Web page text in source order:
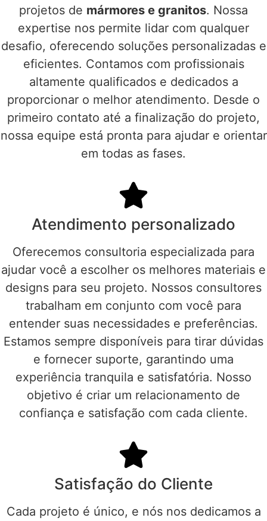
projetos de mármores e granitos. Nossa
expertise nos permite lidar com qualquer
desafio, oferecendo soluções personalizadas e
eficientes. Contamos com profissionais
altamente qualificados e dedicados a
proporcionar o melhor atendimento. Desde o
primeiro contato até a finalização do projeto,
nossa equipe está pronta para ajudar e orientar
em todas as fases.
Atendimento personalizado
Oferecemos consultoria especializada para
ajudar você a escolher os melhores materiais e
designs para seu projeto. Nossos consultores
trabalham em conjunto com você para
entender suas necessidades e preferências.
Estamos sempre disponíveis para tirar dúvidas
e fornecer suporte, garantindo uma
experiência tranquila e satisfatória. Nosso
objetivo é criar um relacionamento de
confiança e satisfação com cada cliente.
Satisfação do Cliente
Cada projeto é único, e nós nos dedicamos a